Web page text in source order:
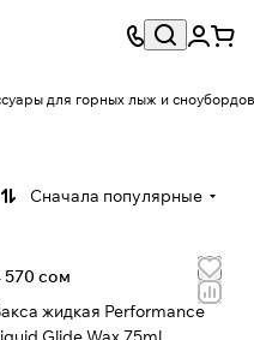
для горных лыж и сноубордов
Сначала популярные
570 сом
жидкая Performance